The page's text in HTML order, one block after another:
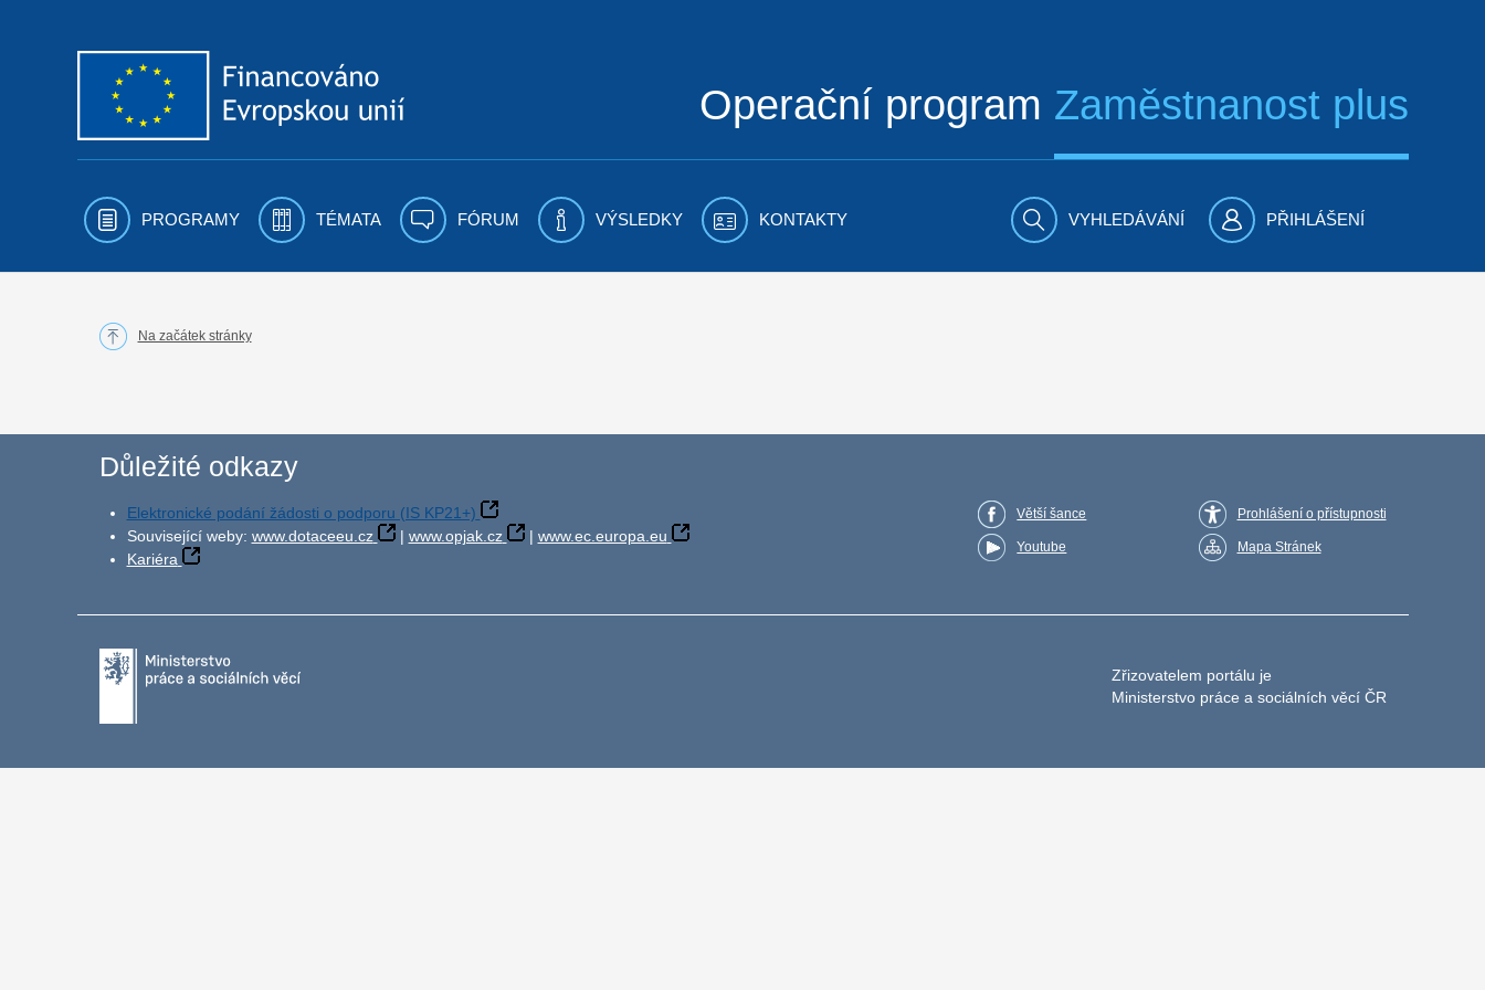
Operační program Zaměstnanost plus
PROGRAMY TÉMATA FÓRUM VÝSLEDKY KONTAKTY VYHLEDÁVÁNÍ PŘIHLÁŠENÍ
Na začátek stránky
Důležité odkazy
Elektronické podání žádosti o podporu (IS KP21+)
Související weby: www.dotaceeu.cz | www.opjak.cz | www.ec.europa.eu
Kariéra
Větší šance
Youtube
Prohlášení o přístupnosti
Mapa Stránek
Zřizovatelem portálu je
Ministerstvo práce a sociálních věcí ČR